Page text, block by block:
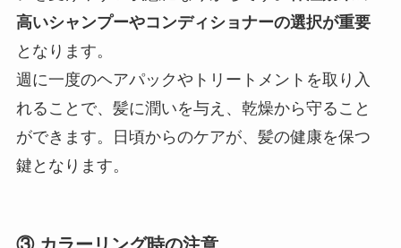
高いシャンプーやコンディショナーの選択が重要
となります。
週に一度のヘアパックやトリートメントを取り入
れることで、髪に潤いを与え、乾燥から守ること
ができます。日頃からのケアが、髪の健康を保つ
鍵となります。